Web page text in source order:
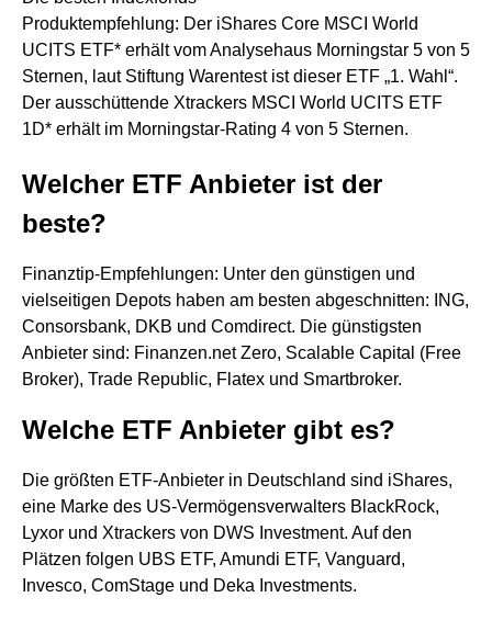
Produktempfehlung: Der iShares Core MSCI World
UCITS ETF* erhält vom Analysehaus Morningstar 5 von 5
Sternen, laut Stiftung Warentest ist dieser ETF „1. Wahl“.
Der ausschüttende Xtrackers MSCI World UCITS ETF
1D* erhält im Morningstar-Rating 4 von 5 Sternen.
Welcher ETF Anbieter ist der
beste?
Finanztip-Empfehlungen: Unter den günstigen und
vielseitigen Depots haben am besten abgeschnitten: ING,
Consorsbank, DKB und Comdirect. Die günstigsten
Anbieter sind: Finanzen.net Zero, Scalable Capital (Free
Broker), Trade Republic, Flatex und Smartbroker.
Welche ETF Anbieter gibt es?
Die größten ETF-Anbieter in Deutschland sind iShares,
eine Marke des US-Vermögensverwalters BlackRock,
Lyxor und Xtrackers von DWS Investment. Auf den
Plätzen folgen UBS ETF, Amundi ETF, Vanguard,
Invesco, ComStage und Deka Investments.